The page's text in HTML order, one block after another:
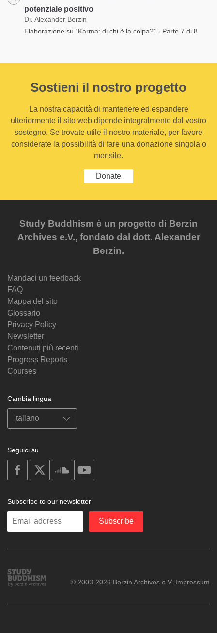
potenziale positivo
Dr. Alexander Berzin
Elaborazione su “Karma: di chi è la colpa?” - Parte 7 di 8
Sostieni il nostro progetto
La nostra capacità di mantenere ed espandere
ulteriormente il sito web dipende integralmente dal vostro
sostegno. Se trovate utile il nostro materiale, per favore
considerate la possibilità di fare una donazione singola o
mensile.
Donate
Study Buddhism è un progetto di Berzin
Archives e.V., fondato dal dott. Alexander
Berzin.
Mandaci un feedback
FAQ
Mappa del sito
Glossario
Privacy Policy
Newsletter
Contenuti più recenti
Progress Reports
Courses
Cambia lingua
Seguici su
on
facebook
soundcloud
Subscribe to our newsletter
Enter
Subscribe
Study
Buddhism
© 2003-2026 Berzin Archives e.V. Impressum